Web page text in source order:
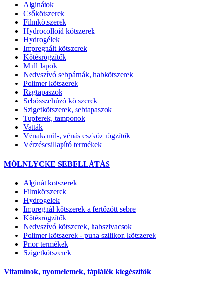
Alginátok
Csőkötszerek
Filmkötszerek
Hydrocolloid kötszerek
Hydrogélek
Impregnált kötszerek
Kötésrögzítők
Mull-lapok
Nedvszívó sebpárnák, habkötszerek
Polimer kötszerek
Ragtapaszok
Sebösszehúzó kötszerek
Szigetkötszerek, sebtapaszok
Tupferek, tamponok
Vatták
Vénakanül-, vénás eszköz rögzítők
Vérzéscsillapító termékek
MÖLNLYCKE SEBELLÁTÁS
Alginát kotszerek
Filmkötszerek
Hydrogelek
Impregnál kötszerek a fertőzött sebre
Kötésrögzítők
Nedvszívó kötszerek, habszivacsok
Polimer kötszerek - puha szilikon kötszerek
Prior termékek
Szigetkötszerek
Vitaminok, nyomelemek, táplálék kiegészítők